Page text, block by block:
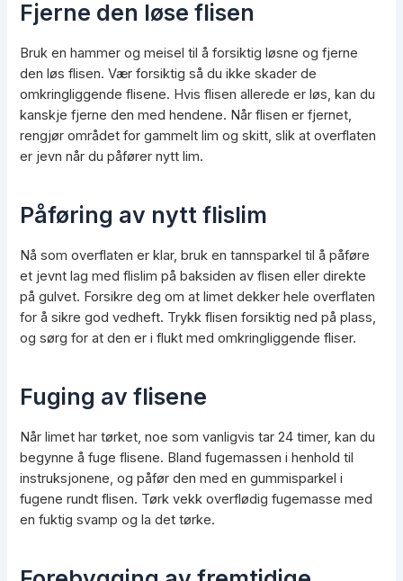
Fjerne den løse flisen
Bruk en hammer og meisel til å forsiktig løsne og fjerne
den løs flisen. Vær forsiktig så du ikke skader de
omkringliggende flisene. Hvis flisen allerede er løs, kan du
kanskje fjerne den med hendene. Når flisen er fjernet,
rengjør området for gammelt lim og skitt, slik at overflaten
er jevn når du påfører nytt lim.
Påføring av nytt flislim
Nå som overflaten er klar, bruk en tannsparkel til å påføre
et jevnt lag med flislim på baksiden av flisen eller direkte
på gulvet. Forsikre deg om at limet dekker hele overflaten
for å sikre god vedheft. Trykk flisen forsiktig ned på plass,
og sørg for at den er i flukt med omkringliggende fliser.
Fuging av flisene
Når limet har tørket, noe som vanligvis tar 24 timer, kan du
begynne å fuge flisene. Bland fugemassen i henhold til
instruksjonene, og påfør den med en gummisparkel i
fugene rundt flisen. Tørk vekk overflødig fugemasse med
en fuktig svamp og la det tørke.